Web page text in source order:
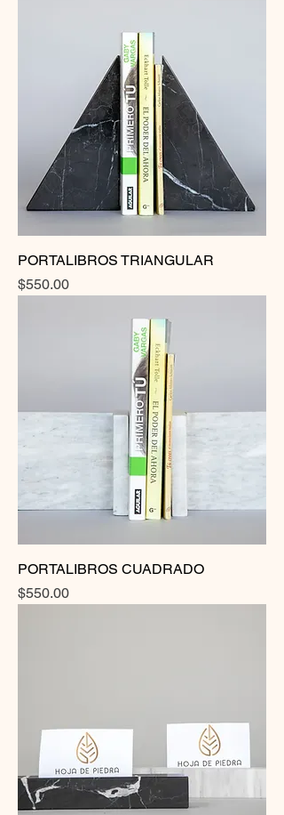
PORTALIBROS TRIANGULAR
Precio
$550.00
PORTALIBROS CUADRADO
Precio
$550.00